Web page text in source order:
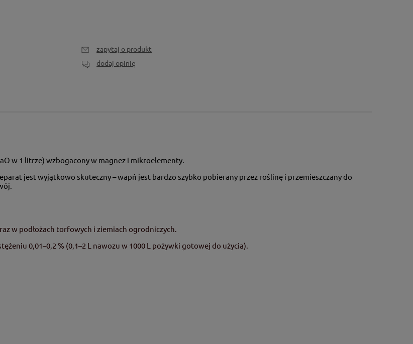
zapytaj o produkt
dodaj opinię
w 1 litrze) wzbogacony w magnez i mikroelementy.
jest wyjątkowo skuteczny – wapń jest bardzo szybko pobierany przez roślinę i przemieszczany do
w podłożach torfowych i ziemiach ogrodniczych.
0,01–0,2 % (0,1–2 L nawozu w 1000 L pożywki gotowej do użycia).